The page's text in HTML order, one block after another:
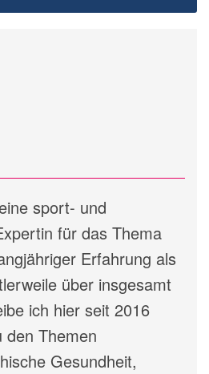
sport- und
für das Thema
Erfahrung als
über insgesamt
ich hier seit 2016
den Themen
Gesundheit,